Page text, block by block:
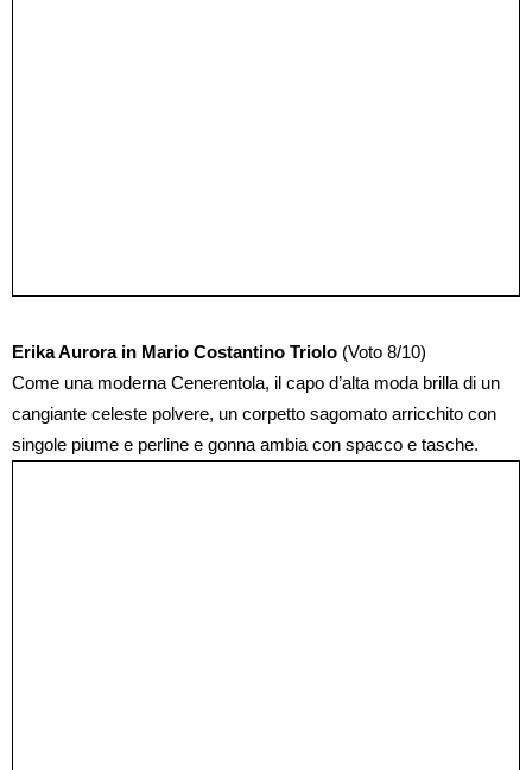
Erika Aurora in Mario Costantino Triolo (Voto 8/10)
Come una moderna Cenerentola, il capo d’alta moda brilla di un
cangiante celeste polvere, un corpetto sagomato arricchito con
singole piume e perline e gonna ambia con spacco e tasche.